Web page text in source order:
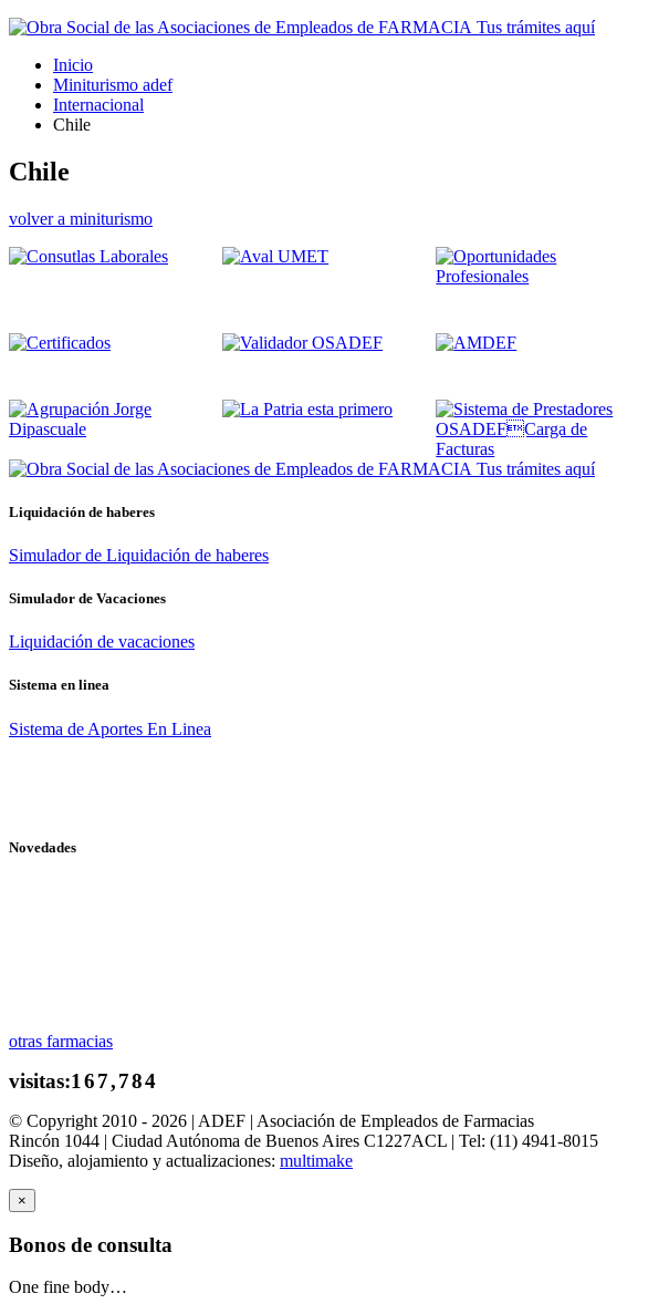
Tus trámites aquí
Inicio
Miniturismo adef
Internacional
Chile
Chile
volver a miniturismo
Tus trámites aquí
Liquidación de haberes
Simulador de Liquidación de haberes
Simulador de Vacaciones
Liquidación de vacaciones
Sistema en linea
Sistema de Aportes En Linea
Novedades
otras farmacias
© Copyright 2010 - 2026 | ADEF | Asociación de Empleados de Farmacias
Rincón 1044 | Ciudad Autónoma de Buenos Aires C1227ACL | Tel: (11) 4941-8015
Diseño, alojamiento y actualizaciones: multimake
×
Bonos de consulta
One fine body…